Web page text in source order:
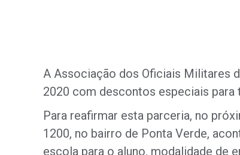
A Associação dos Oficiais Militares
2020 com descontos especiais
Para reafirmar esta parceria, no
1200, no bairro de Ponta Verde,
escola para o aluno, modalidade de